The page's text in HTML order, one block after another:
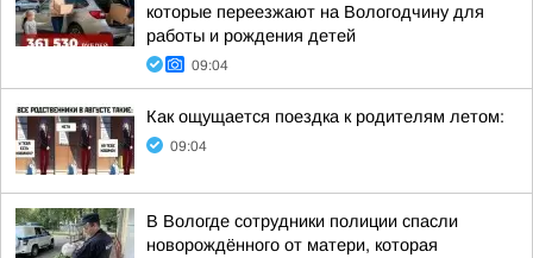
которые переезжают на Вологодчину для
работы и рождения детей
09:04
Как ощущается поездка к родителям летом:
09:04
В Вологде сотрудники полиции спасли
новорождённого от матери, которая